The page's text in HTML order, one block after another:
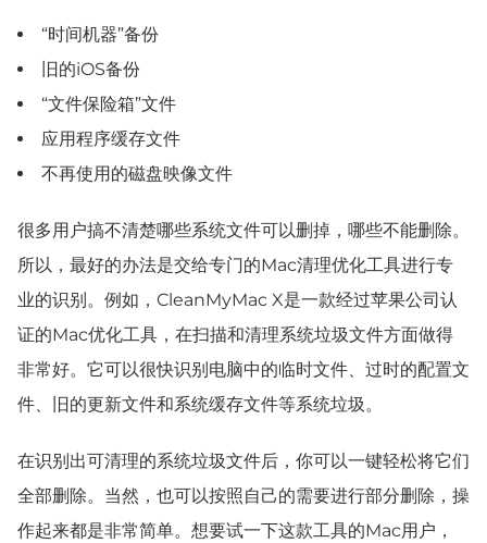
“时间机器”备份
旧的iOS备份
“文件保险箱”文件
应用程序缓存文件
不再使用的磁盘映像文件
很多用户搞不清楚哪些系统文件可以删掉，哪些不能删除。
所以，最好的办法是交给专门的Mac清理优化工具进行专
业的识别。例如，CleanMyMac X是一款经过苹果公司认
证的Mac优化工具，在扫描和清理系统垃圾文件方面做得
非常好。它可以很快识别电脑中的临时文件、过时的配置文
件、旧的更新文件和系统缓存文件等系统垃圾。
在识别出可清理的系统垃圾文件后，你可以一键轻松将它们
全部删除。当然，也可以按照自己的需要进行部分删除，操
作起来都是非常简单。想要试一下这款工具的Mac用户，